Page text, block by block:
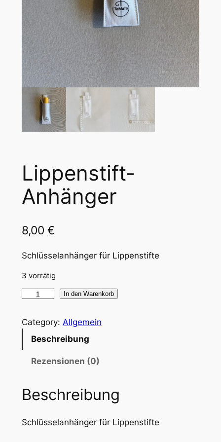
Lippenstift-
Anhänger
8,00 €
Schlüsselanhänger für Lippenstifte
3 vorrätig
p
t
In den Warenkorb
Category: Allgemein
Beschreibung
Rezensionen (0)
Beschreibung
Schlüsselanhänger für Lippenstifte